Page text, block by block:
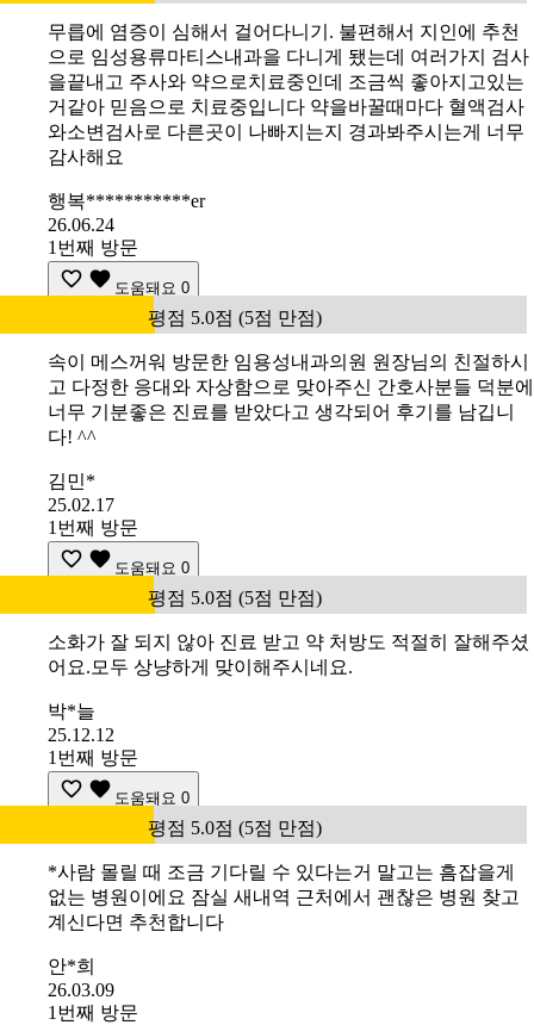
무릅에 염증이 심해서 걸어다니기. 불편해서 지인에 추천
으로 임성용류마티스내과을 다니게 됐는데 여러가지 검사
을끝내고 주사와 약으로치료중인데 조금씩 좋아지고있는
거같아 믿음으로 치료중입니다 약을바꿀때마다 혈액검사
와소변검사로 다른곳이 나빠지는지 경과봐주시는게 너무
감사해요
행복***********er
26.06.24
1번째 방문
도움돼요 0
평점 5.0점 (5점 만점)
속이 메스꺼워 방문한 임용성내과의원 원장님의 친절하시
고 다정한 응대와 자상함으로 맞아주신 간호사분들 덕분에
너무 기분좋은 진료를 받았다고 생각되어 후기를 남깁니
다! ^^
김민*
25.02.17
1번째 방문
도움돼요 0
평점 5.0점 (5점 만점)
소화가 잘 되지 않아 진료 받고 약 처방도 적절히 잘해주셨
어요.모두 상냥하게 맞이해주시네요.
박*늘
25.12.12
1번째 방문
도움돼요 0
평점 5.0점 (5점 만점)
*사람 몰릴 때 조금 기다릴 수 있다는거 말고는 흠잡을게
없는 병원이에요 잠실 새내역 근처에서 괜찮은 병원 찾고
계신다면 추천합니다
안*희
26.03.09
1번째 방문